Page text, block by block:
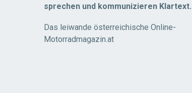
sprechen und kommunizieren Klartext.
Das leiwande österreichische Online-
Motorradmagazin.at